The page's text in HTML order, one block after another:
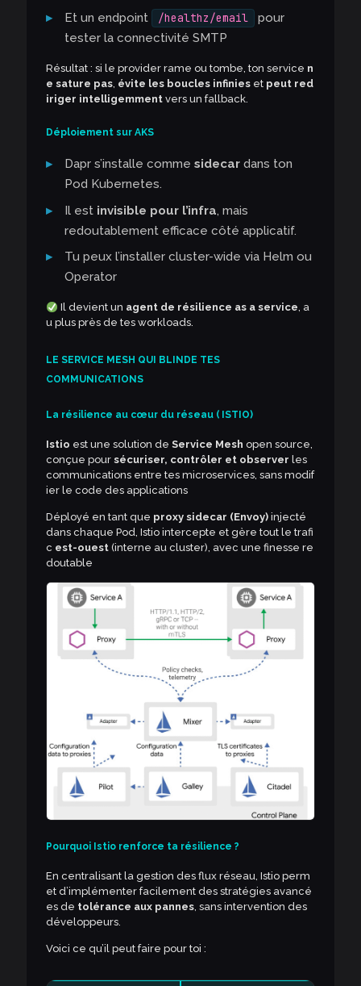
Et un endpoint
/healthz/email
pour
tester la connectivité SMTP
Résultat : si le provider rame ou tombe, ton service n
e sature pas, évite les boucles infinies et peut red
iriger intelligemment vers un fallback.
Déploiement sur AKS
Dapr s’installe comme sidecardans ton
Pod Kubernetes.
Il est invisible pour l’infra, mais
redoutablement efficace côté applicatif.
Tu peux l’installer cluster-wide via Helm ou
Operator
Il devient un agent de résilience as a service, a
u plus près de tes workloads.
LE SERVICE MESH QUI BLINDE TES
COMMUNICATIONS
La résilience au cœur du réseau ( ISTIO)
Istio est une solution de Service Mesh open source,
conçue pour sécuriser, contrôler et observer les
communications entre tes microservices, sans modif
ier le code des applications
Déployé en tant que proxy sidecar (Envoy) injecté
dans chaque Pod, Istio intercepte et gère tout le trafi
c est-ouest (interne au cluster), avec une finesse re
doutable
Pourquoi Istio renforce ta résilience ?
En centralisant la gestion des flux réseau, Istio perm
et d’implémenter facilement des stratégies avancé
es de tolérance aux pannes, sans intervention des
développeurs.
Voici ce qu’il peut faire pour toi :